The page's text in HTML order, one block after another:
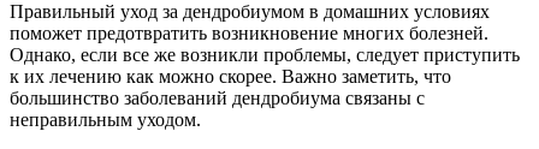
Правильный уход за дендробиумом в домашних условиях
поможет предотвратить возникновение многих болезней.
Однако, если все же возникли проблемы, следует приступить
к их лечению как можно скорее. Важно заметить, что
большинство заболеваний дендробиума связаны с
неправильным уходом.